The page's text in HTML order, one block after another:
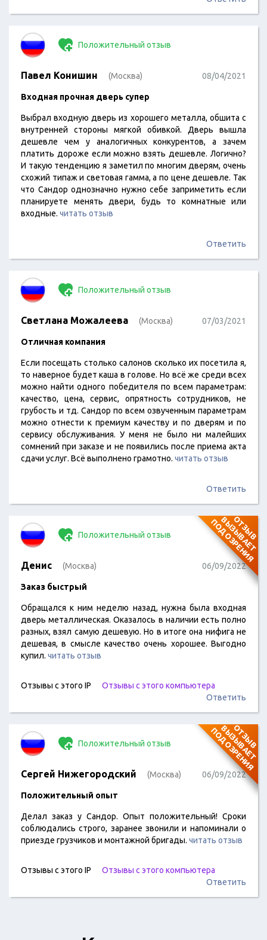
Положительный отзыв
Павел Конишин (Москва) 08/04/2021
Входная прочная дверь супер
Выбрал входную дверь из хорошего металла, обшита с
внутренней стороны мягкой обивкой. Дверь вышла
дешевле чем у аналогичных конкурентов, а зачем
платить дороже если можно взять дешевле. Логично?
И такую тенденцию я заметил по многим дверям, очень
схожий типаж и световая гамма, а по цене дешевле. Так
что Сандор однозначно нужно себе заприметить если
планируете менять двери, будь то комнатные или
входные. читать отзыв
Ответить
Положительный отзыв
Светлана Можалеева (Москва) 07/03/2021
Отличная компания
Если посещать столько салонов сколько их посетила я,
то наверное будет каша в голове. Но всё же среди всех
можно найти одного победителя по всем параметрам:
качество, цена, сервис, опрятность сотрудников, не
грубость и тд. Сандор по всем озвученным параметрам
можно отнести к премиум качеству и по дверям и по
сервису обслуживания. У меня не было ни малейших
сомнений при заказе и не появились после приема акта
сдачи услуг. Всё выполнено грамотно. читать отзыв
Ответить
О
Т
З
Ы
В
В
Ы
З
Ы
В
А
Е
Т
П
О
Д
О
З
Р
Е
Н
И
Я
Положительный отзыв
Денис (Москва) 06/09/2022
Заказ быстрый
Обращался к ним неделю назад, нужна была входная
дверь металлическая. Оказалось в наличии есть полно
разных, взял самую дешевую. Но в итоге она нифига не
дешевая, в смысле качество очень хорошее. Выгодно
купил. читать отзыв
Отзывы с этого IP
Отзывы с этого компьютера
Ответить
О
Т
З
Ы
В
В
Ы
З
Ы
В
А
Е
Т
П
О
Д
О
З
Р
Е
Н
И
Я
Положительный отзыв
Сергей Нижегородский (Москва) 06/09/2022
Положительный опыт
Делал заказ у Сандор. Опыт положительный! Сроки
соблюдались строго, заранее звонили и напоминали о
приезде грузчиков и монтажной бригады. читать отзыв
Отзывы с этого IP
Отзывы с этого компьютера
Ответить